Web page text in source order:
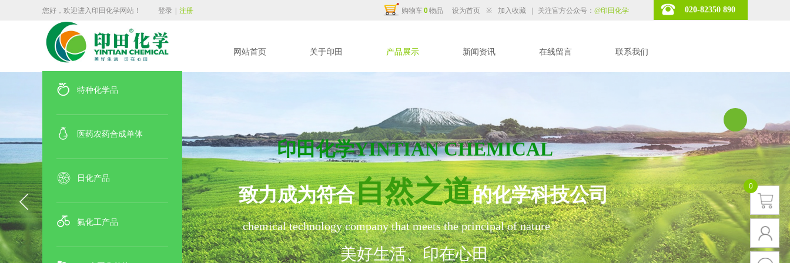
020-82350 890
登录 注册
您好，欢迎进入印田化学网站！ 购物车0物品 关注官方公众号： @印田化学
设为首页 ※ 加入收藏
网站首页 关于印田 产品展示 新闻资讯 在线留言 联系我们
特种化学品
医药农药合成单体
日化产品
氟化工产品
印田化学YINTIAN CHEMICAL
致力成为符合自然之道的化学科技公司
chemical technology company that meets the principal of nature
美好生活、印在心田
0